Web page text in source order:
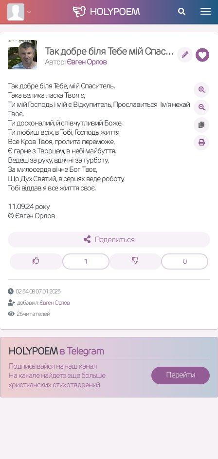
HOLYPOEM
Так добре біля Тебе мій Спасителб
Автор:Євген Орлов
Так добре біля Тебе, мій Спаситель,
Така велика ласка Твоя є,
Ти мій Господь і мій є Відкупитель, Прославиться  Ім'я нехай
Твоє.
Ти досконалий, й співчутливий Боже,
Ти любиш всіх, в Тобі, Господь життя,
Все Кров Твоя, пролита переможе,
Є гарне з Творцем, в небі майбуття.
Ведеш за руку, вдячні за турботу,
За милосердя вічне Бог Твоє,
Що Дух Святий, в серцях веде роботу,
Тобі віддав я все життя своє.
11.09.24 року
© Євген Орлов
Поделиться
1 0
02:54:08 07.01.2025
добавил: Євген Орлов
26 читателей
HOLYPOEMв Telegram
Подписывайся на наш канал
На канале найдете еще больше
христианских стихотворений
Перейти